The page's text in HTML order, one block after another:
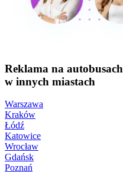
Reklama na autobusach
w innych miastach
Warszawa
Kraków
Łódź
Katowice
Wrocław
Gdańsk
Poznań